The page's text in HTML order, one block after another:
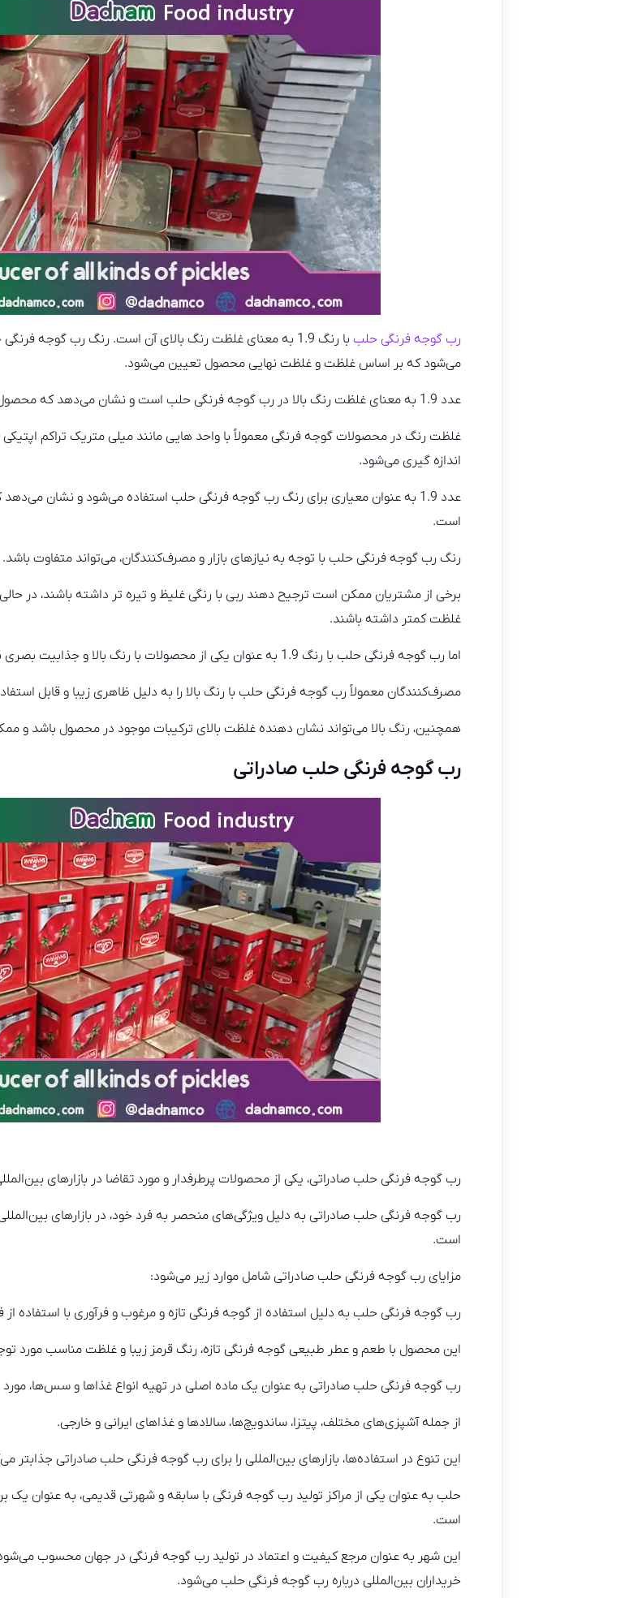
رب گوجه فرنگی حلب
با رنگ 1.9 به معنای غلظت رنگ بالای آن است. رنگ رب گوجه
می‌شود که بر اساس غلظت و غلظت نهایی محصول تعیین می‌شود.
عدد 1.9 به معنای غلظت رنگ بالا در رب گوجه فرنگی حلب است و نشان می‌دهد که محصول دارای رنگ قرمز غنی و ظاهری جذاب است.
اندازه گیری می‌شود.
عدد 1.9 به عنوان معیاری برای رنگ رب گوجه فرنگی حلب استفاده می‌شود و نشان
است.
رنگ رب گوجه فرنگی حلب با توجه به نیازهای بازار و مصرف‌کنندگان، می‌تواند متفاوت باشد.
برخی از مشتریان ممکن است ترجیح دهند ربی با رنگی غلیظ و تیره تر داشته باشند، در
غلظت کمتر داشته باشند.
اما رب گوجه فرنگی حلب با رنگ 1.9 به عنوان یکی از محصولات با رنگ بالا و جذابیت بصری برجسته شناخته می‌شود.
مصرف‌کنندگان معمولاً رب گوجه فرنگی حلب با رنگ بالا را به دلیل ظاهری زیبا و قابل
همچنین، رنگ بالا می‌تواند نشان دهنده غلظت بالای ترکیبات موجود در محصول باشد
رب گوجه فرنگی حلب صادراتی
رب گوجه فرنگی حلب صادراتی، یکی از محصولات پرطرفدار و مورد تقاضا در بازارهای
رب گوجه فرنگی حلب صادراتی به دلیل ویژگی‌های منحصر به فرد خود، در بازارهای
است.
مزایای رب گوجه فرنگی حلب صادراتی شامل موارد زیر می‌شود:
رب گوجه فرنگی حلب به دلیل استفاده از گوجه فرنگی تازه و مرغوب و فرآوری با استفاده از
این محصول با طعم و عطر طبیعی گوجه فرنگی تازه، رنگ قرمز زیبا و غلظت مناسب مورد
رب گوجه فرنگی حلب صادراتی به عنوان یک ماده اصلی در تهیه انواع غذاها و سس‌ها، مورد
از جمله آشپزی‌های مختلف، پیتزا، ساندویچ‌ها، سالادها و غذاهای ایرانی و خارجی.
این تنوع در استفاده‌ها، بازارهای بین‌المللی را برای رب گوجه فرنگی حلب صادراتی جذابتر
حلب به عنوان یکی از مراکز تولید رب گوجه فرنگی با سابقه و شهرتی قدیمی، به عنوان یک
است.
این شهر به عنوان مرجع کیفیت و اعتماد در تولید رب گوجه فرنگی در جهان محسوب
خریداران بین‌المللی درباره رب گوجه فرنگی حلب می‌شود.